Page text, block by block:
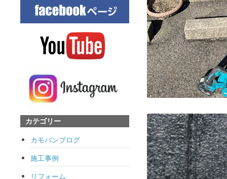
カテゴリー
カモバンブログ
施工事例
リフォーム